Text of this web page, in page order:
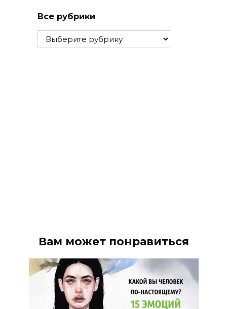
Все рубрики
Все
рубрики
Вам может понравиться